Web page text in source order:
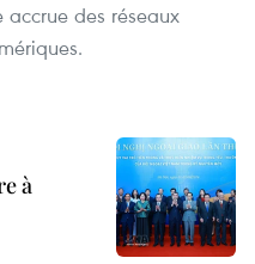
des réseaux
à